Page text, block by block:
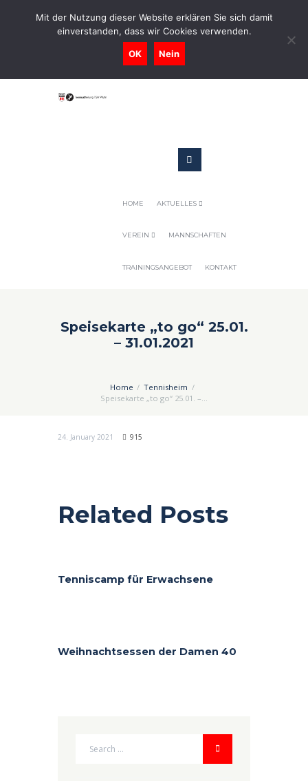
0731-9716400
Geschaeftsstelle@tennis-tsv-pfuhl.de
HOME AKTUELLES
VEREIN MANNSCHAFTEN
TRAININGSANGEBOT KONTAKT
Speisekarte „to go“ 25.01.
– 31.01.2021
Home
Tennisheim
Speisekarte „to go“ 25.01. –...
24. January 2021 915
Related Posts
Tenniscamp für Erwachsene
Weihnachtsessen der Damen 40
Mit der Nutzung dieser Website erklären Sie sich damit
einverstanden, dass wir Cookies verwenden.
OK Nein